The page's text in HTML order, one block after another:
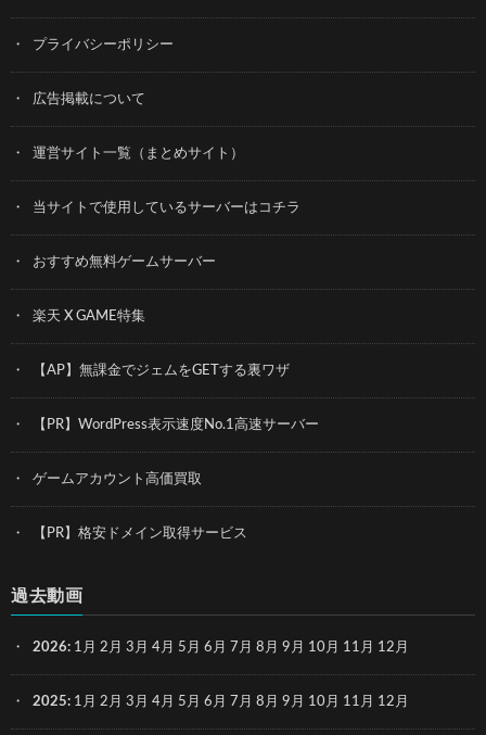
プライバシーポリシー
広告掲載について
運営サイト一覧（まとめサイト）
当サイトで使用しているサーバーはコチラ
おすすめ無料ゲームサーバー
楽天 X GAME特集
【AP】無課金でジェムをGETする裏ワザ
【PR】WordPress表示速度No.1高速サーバー
ゲームアカウント高価買取
【PR】格安ドメイン取得サービス
過去動画
2026: 1月 2月 3月 4月 5月 6月 7月 8月 9月 10月 11月 12月
2025: 1月 2月 3月 4月 5月 6月 7月 8月 9月 10月 11月 12月